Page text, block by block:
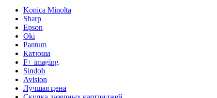
Konica Minolta
Sharp
Epson
Oki
Pantum
Катюша
F+ imaging
Sindoh
Avision
Лучшая цена